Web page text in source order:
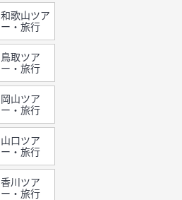
和歌山ツア
ー・旅行
鳥取ツア
ー・旅行
岡山ツア
ー・旅行
山口ツア
ー・旅行
香川ツア
ー・旅行